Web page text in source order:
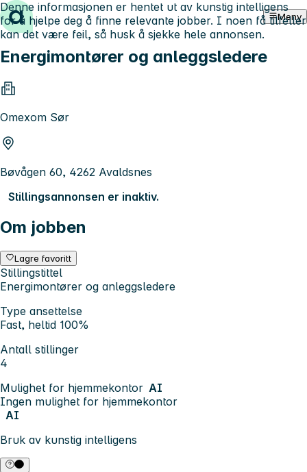
Hopp til innhold Meny
Energimontører og anleggsledere
Omexom Sør
Bøvågen 60, 4262 Avaldsnes
Stillingsannonsen er inaktiv.
Om jobben
Lagre favoritt
Stillingstittel
Energimontører og anleggsledere
Type ansettelse
Fast, heltid 100%
Antall stillinger
4
Mulighet for hjemmekontor AI
Ingen mulighet for hjemmekontor
AI
Bruk av kunstig intelligens
Denne informasjonen er hentet ut av kunstig intelligens
for å hjelpe deg å finne relevante jobber. I noen få tilfeller
kan det være feil, så husk å sjekke hele annonsen.